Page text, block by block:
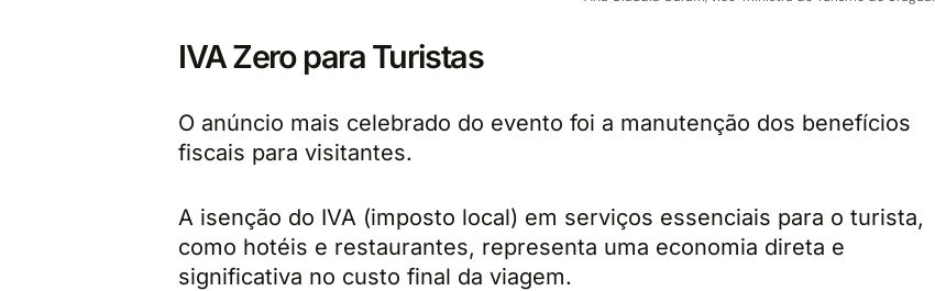
IVA Zero para Turistas
O anúncio mais celebrado do evento foi a manutenção dos benefícios
fiscais para visitantes.
A isenção do IVA (imposto local) em serviços essenciais para o turista,
como hotéis e restaurantes, representa uma economia direta e
significativa no custo final da viagem.